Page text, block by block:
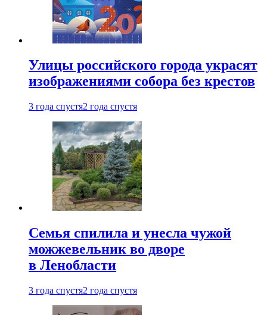
Улицы российского города украсят
изображениями собора без крестов
3 года спустя2 года спустя
Семья спилила и унесла чужой
можжевельник во дворе
в Ленобласти
3 года спустя2 года спустя